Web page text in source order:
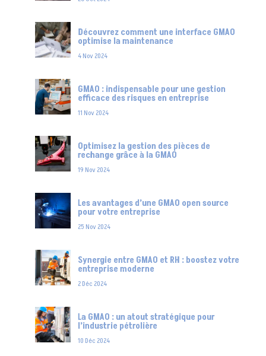
Découvrez comment une interface GMAO
optimise la maintenance
4 Nov 2024
GMAO : indispensable pour une gestion
efficace des risques en entreprise
11 Nov 2024
Optimisez la gestion des pièces de
rechange grâce à la GMAO
19 Nov 2024
Les avantages d’une GMAO open source
pour votre entreprise
25 Nov 2024
Synergie entre GMAO et RH : boostez votre
entreprise moderne
2 Déc 2024
La GMAO : un atout stratégique pour
l’industrie pétrolière
10 Déc 2024